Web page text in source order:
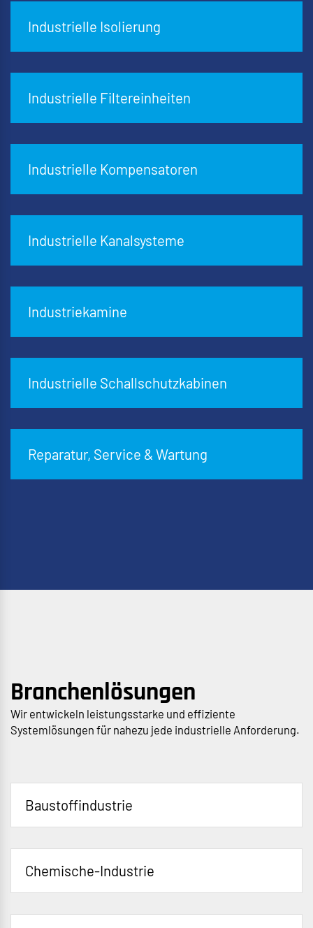
Industrielle Isolierung
Industrielle Filtereinheiten
Industrielle Kompensatoren
Industrielle Kanalsysteme
Industriekamine
Industrielle Schallschutzkabinen
Reparatur, Service & Wartung
Branchenlösungen
Wir entwickeln leistungsstarke und effiziente
Systemlösungen für nahezu jede industrielle Anforderung.
Baustoffindustrie
Chemische-Industrie